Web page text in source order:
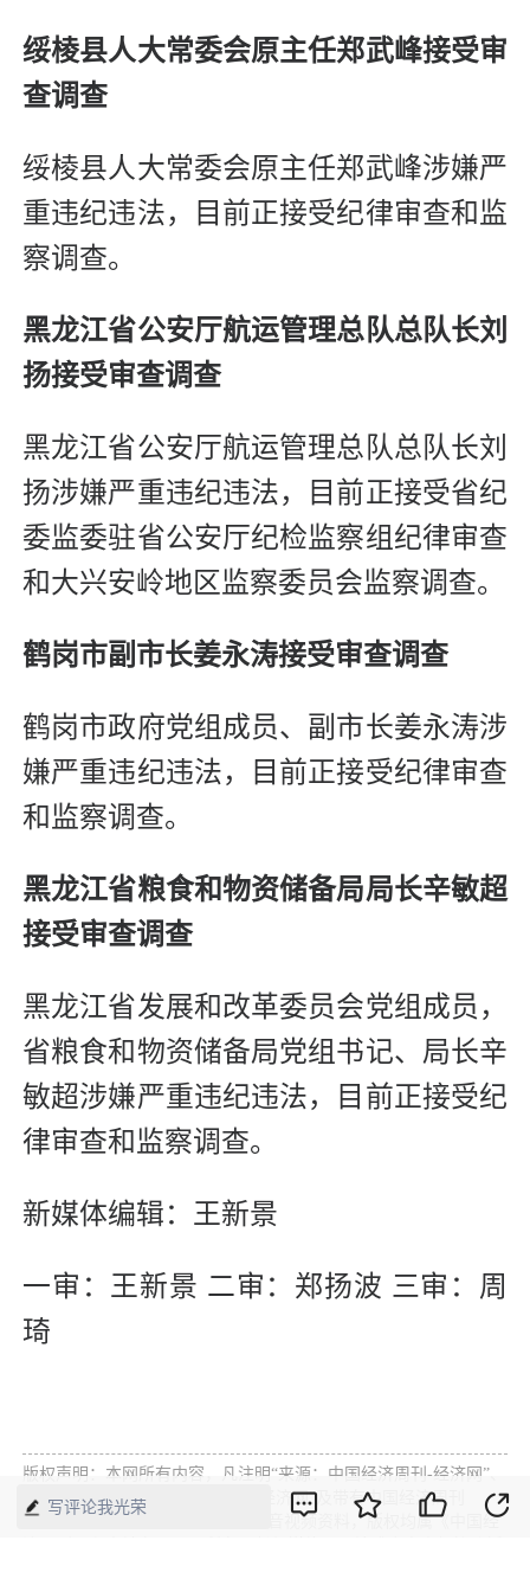
绥棱县人大常委会原主任郑武峰接受审
查调查
绥棱县人大常委会原主任郑武峰涉嫌严
重违纪违法，目前正接受纪律审查和监
察调查。
黑龙江省公安厅航运管理总队总队长刘
扬接受审查调查
黑龙江省公安厅航运管理总队总队长刘
扬涉嫌严重违纪违法，目前正接受省纪
委监委驻省公安厅纪检监察组纪律审查
和大兴安岭地区监察委员会监察调查。
鹤岗市副市长姜永涛接受审查调查
鹤岗市政府党组成员、副市长姜永涛涉
嫌严重违纪违法，目前正接受纪律审查
和监察调查。
黑龙江省粮食和物资储备局局长辛敏超
接受审查调查
黑龙江省发展和改革委员会党组成员，
省粮食和物资储备局党组书记、局长辛
敏超涉嫌严重违纪违法，目前正接受纪
律审查和监察调查。
新媒体编辑：王新景
一审：王新景 二审：郑扬波 三审：周
琦
版权声明：本网所有内容，凡注明“来源：中国经济周刊-经济网”、
“来源：中国经济周刊”、“来源：经济网”及带有中国经济周刊
LOGO、水印的所有文字、图片和音视频资料，版权均属《中国经
写评论我光荣